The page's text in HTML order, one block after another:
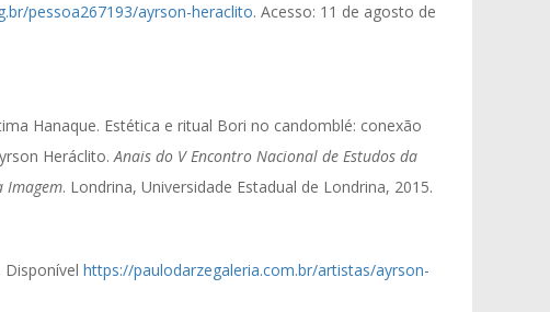
pessoa267193/ayrson-heraclito. Acesso: 11 de agosto de
Hanaque. Estética e ritual Bori no candomblé: conexão
Heráclito.Anais do V Encontro Nacional de Estudos da
Imagem. Londrina, Universidade Estadual de Londrina, 2015.
Disponível https://paulodarzegaleria.com.br/artistas/ayrson-